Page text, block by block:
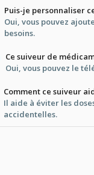
Puis-je personnaliser
Oui, vous pouvez
besoins.
Ce suiveur de
Oui, vous pouvez le
Comment ce suiveur
Il aide à éviter les
accidentelles.